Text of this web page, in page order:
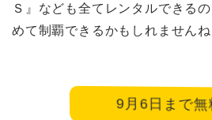
Ｓ』なども全てレンタルできる
めて制覇できるかもしれませんね
9月6日まで無